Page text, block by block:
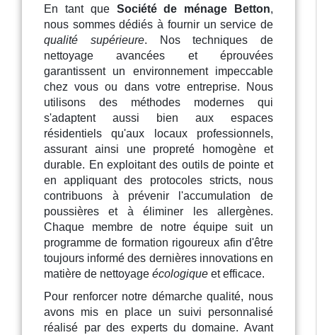
En tant que Société de ménage Betton,
nous sommes dédiés à fournir un service de
qualité supérieure. Nos techniques de
nettoyage avancées et éprouvées
garantissent un environnement impeccable
chez vous ou dans votre entreprise. Nous
utilisons des méthodes modernes qui
s'adaptent aussi bien aux espaces
résidentiels qu'aux locaux professionnels,
assurant ainsi une propreté homogène et
durable. En exploitant des outils de pointe et
en appliquant des protocoles stricts, nous
contribuons à prévenir l'accumulation de
poussières et à éliminer les allergènes.
Chaque membre de notre équipe suit un
programme de formation rigoureux afin d'être
toujours informé des dernières innovations en
matière de nettoyageécologique et efficace.
Pour renforcer notre démarche qualité, nous
avons mis en place un suivi personnalisé
réalisé par des experts du domaine. Avant